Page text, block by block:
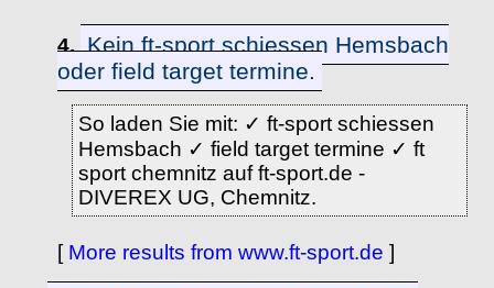
4. Kein ft-sport schiessen Hemsbach
oder field target termine.
So laden Sie mit: ✓ ft-sport schiessen
Hemsbach ✓ field target termine ✓ ft
sport chemnitz auf ft-sport.de -
DIVEREX UG, Chemnitz.
[ More results from www.ft-sport.de ]